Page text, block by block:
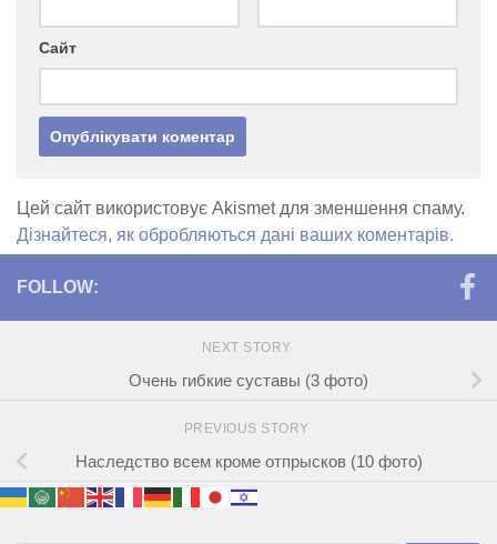
Сайт
Цей сайт використовує Akismet для зменшення спаму.
Дізнайтеся, як обробляються дані ваших коментарів.
FOLLOW:
NEXT STORY
Очень гибкие суставы (3 фото)
PREVIOUS STORY
Наследство всем кроме отпрысков (10 фото)